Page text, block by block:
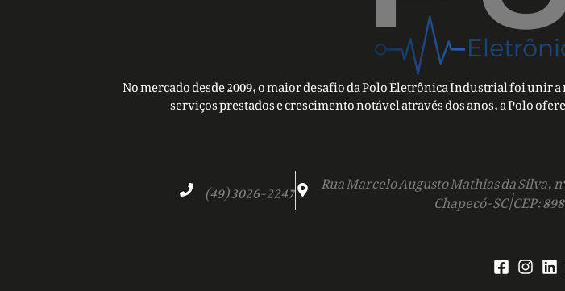
No mercado desde 2009, o maior desafio da Polo Eletrônica Industrial foi
serviços prestados e crescimento notável através dos anos, a Polo
(49) 3026-2247 Rua Marcelo Augusto Mathias da Silva,
Chapecó-SC | CEP: